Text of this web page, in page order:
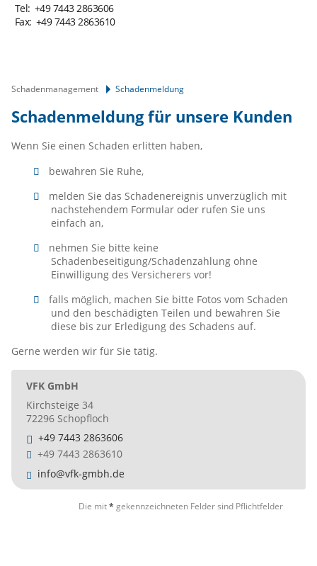
+49 7443 2863606
+49 7443 2863610
Schadenmanagement Schadenmeldung
Schadenmeldung für unsere Kunden
Wenn Sie einen Schaden erlitten haben,
bewahren Sie Ruhe,
melden Sie das Schadenereignis unverzüglich mit
nachstehendem Formular oder rufen Sie uns
einfach an,
nehmen Sie bitte keine
Schadenbeseitigung/Schadenzahlung ohne
Einwilligung des Versicherers vor!
falls möglich, machen Sie bitte Fotos vom Schaden
und den beschädigten Teilen und bewahren Sie
diese bis zur Erledigung des Schadens auf.
Gerne werden wir für Sie tätig.
VFK GmbH
Kirchsteige 34
72296 Schopfloch
+49 7443 2863606
+49 7443 2863610
info@vfk-gmbh.de
Die mit* gekennzeichneten Felder sind Pflichtfelder